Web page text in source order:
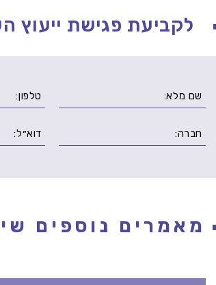
לקביעת פגישת ייעוץ
מאמרים נוספים